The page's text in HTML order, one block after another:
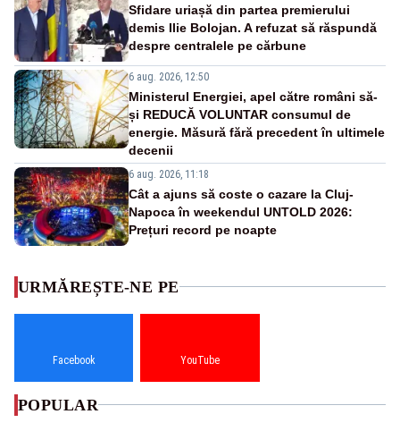
Sfidare uriașă din partea premierului
demis Ilie Bolojan. A refuzat să răspundă
despre centralele pe cărbune
6 aug. 2026, 12:50
Ministerul Energiei, apel către români să-
și REDUCĂ VOLUNTAR consumul de
energie. Măsură fără precedent în ultimele
decenii
6 aug. 2026, 11:18
Cât a ajuns să coste o cazare la Cluj-
Napoca în weekendul UNTOLD 2026:
Prețuri record pe noapte
URMĂREȘTE-NE PE
Facebook YouTube
POPULAR